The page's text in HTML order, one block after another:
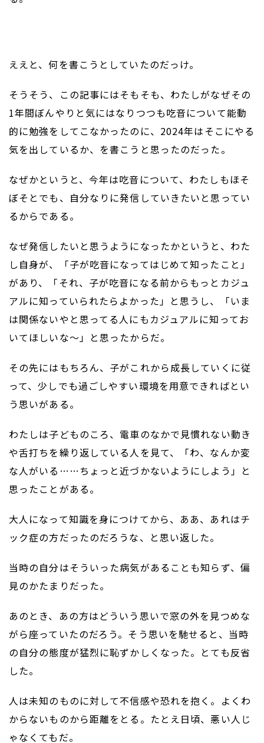
ええと、何を書こうとしていたのだっけ。
そうそう、この記事にはそもそも、わたしがなぜその
1年間ぼんやりと気にはなりつつも吃音について能動
的に勉強をしてこなかったのに、2024年はそこにやる
気を出しているか、を書こうと思ったのだった。
なぜかというと、今年は吃音について、わたしもほそ
ぼそとでも、自分なりに発信していきたいと思ってい
るからである。
なぜ発信したいと思うようになったかというと、わた
し自身が、「子が吃音になってはじめて知ったこと」
があり、「それ、子が吃音になる前からもっとカジュ
アルに知っていられたらよかった」と思うし、「いま
は関係ないやと思ってる人にもカジュアルに知ってお
いてほしいな〜」と思ったからだ。
その先にはもちろん、子がこれから成長していくに従
って、少しでも過ごしやすい環境を用意できればとい
う思いがある。
わたしは子どものころ、電車のなかで見慣れない動き
や舌打ちを繰り返している人を見て、「わ、なんか変
な人がいる……ちょっと近づかないようにしよう」と
思ったことがある。
大人になって知識を身につけてから、ああ、あれはチ
ック症の方だったのだろうな、と思い返した。
当時の自分はそういった病気があることも知らず、偏
見のかたまりだった。
あのとき、あの方はどういう思いで窓の外を見つめな
がら座っていたのだろう。そう思いを馳せると、当時
の自分の態度が猛烈に恥ずかしくなった。とても反省
した。
人は未知のものに対して不信感や恐れを抱く。よくわ
からないものから距離をとる。たとえ日頃、悪い人じ
ゃなくてもだ。